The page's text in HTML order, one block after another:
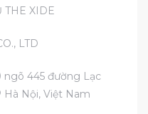
THE XIDE
LTD
ngõ 445 đường Lạc
Hà Nội, Việt Nam